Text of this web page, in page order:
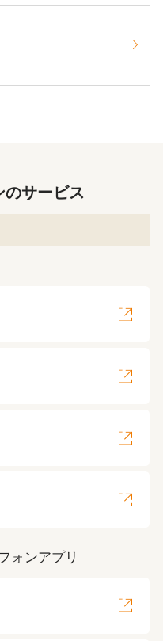
のサービス
ォンアプリ